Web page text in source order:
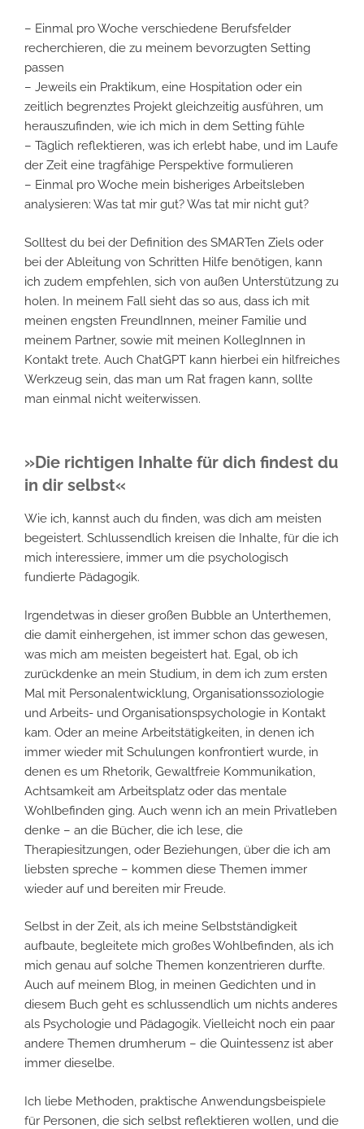
– Einmal pro Woche verschiedene Berufsfelder
recherchieren, die zu meinem bevorzugten Setting
passen
– Jeweils ein Praktikum, eine Hospitation oder ein
zeitlich begrenztes Projekt gleichzeitig ausführen, um
herauszufinden, wie ich mich in dem Setting fühle
– Täglich reflektieren, was ich erlebt habe, und im Laufe
der Zeit eine tragfähige Perspektive formulieren
– Einmal pro Woche mein bisheriges Arbeitsleben
analysieren: Was tat mir gut? Was tat mir nicht gut?
Solltest du bei der Definition des SMARTen Ziels oder
bei der Ableitung von Schritten Hilfe benötigen, kann
ich zudem empfehlen, sich von außen Unterstützung zu
holen. In meinem Fall sieht das so aus, dass ich mit
meinen engsten FreundInnen, meiner Familie und
meinem Partner, sowie mit meinen KollegInnen in
Kontakt trete. Auch ChatGPT kann hierbei ein hilfreiches
Werkzeug sein, das man um Rat fragen kann, sollte
man einmal nicht weiterwissen.
»Die richtigen Inhalte für dich findest du
in dir selbst«
Wie ich, kannst auch du finden, was dich am meisten
begeistert. Schlussendlich kreisen die Inhalte, für die ich
mich interessiere, immer um die psychologisch
fundierte Pädagogik.
Irgendetwas in dieser großen Bubble an Unterthemen,
die damit einhergehen, ist immer schon das gewesen,
was mich am meisten begeistert hat. Egal, ob ich
zurückdenke an mein Studium, in dem ich zum ersten
Mal mit Personalentwicklung, Organisationssoziologie
und Arbeits- und Organisationspsychologie in Kontakt
kam. Oder an meine Arbeitstätigkeiten, in denen ich
immer wieder mit Schulungen konfrontiert wurde, in
denen es um Rhetorik, Gewaltfreie Kommunikation,
Achtsamkeit am Arbeitsplatz oder das mentale
Wohlbefinden ging. Auch wenn ich an mein Privatleben
denke – an die Bücher, die ich lese, die
Therapiesitzungen, oder Beziehungen, über die ich am
liebsten spreche – kommen diese Themen immer
wieder auf und bereiten mir Freude.
Selbst in der Zeit, als ich meine Selbstständigkeit
aufbaute, begleitete mich großes Wohlbefinden, als ich
mich genau auf solche Themen konzentrieren durfte.
Auch auf meinem Blog, in meinen Gedichten und in
diesem Buch geht es schlussendlich um nichts anderes
als Psychologie und Pädagogik. Vielleicht noch ein paar
andere Themen drumherum – die Quintessenz ist aber
immer dieselbe.
Ich liebe Methoden, praktische Anwendungsbeispiele
für Personen, die sich selbst reflektieren wollen, und die